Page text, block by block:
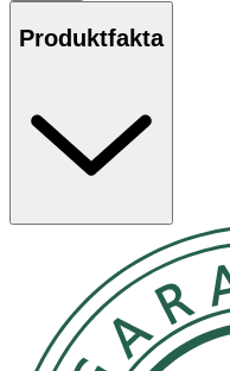
tappas eller försvinner.
ett nickelfritt
Egenskaper
· Passar de flesta
· Elastisk ring i silikon
· Nickelfritt
· Tillverkad i
· CE-märkt
Produktfakta